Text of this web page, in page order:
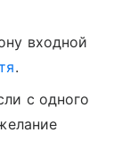
входной
.
с одного